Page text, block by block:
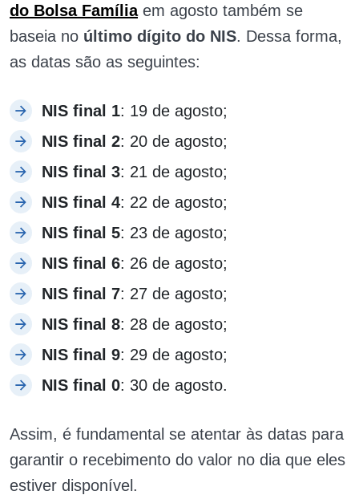
do Bolsa Famíliaem agosto também se
baseia no último dígito do NIS. Dessa forma,
as datas são as seguintes:
NIS final 1: 19 de agosto;
NIS final 2: 20 de agosto;
NIS final 3: 21 de agosto;
NIS final 4: 22 de agosto;
NIS final 5: 23 de agosto;
NIS final 6: 26 de agosto;
NIS final 7: 27 de agosto;
NIS final 8: 28 de agosto;
NIS final 9: 29 de agosto;
NIS final 0: 30 de agosto.
Assim, é fundamental se atentar às datas para
garantir o recebimento do valor no dia que eles
estiver disponível.